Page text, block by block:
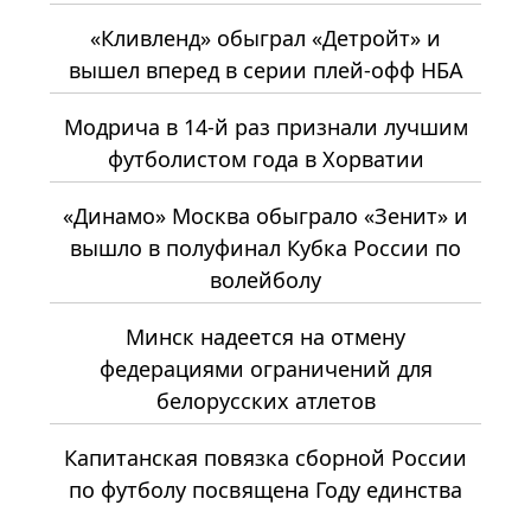
«Кливленд» обыграл «Детройт» и
вышел вперед в серии плей-офф НБА
Модрича в 14-й раз признали лучшим
футболистом года в Хорватии
«Динамо» Москва обыграло «Зенит» и
вышло в полуфинал Кубка России по
волейболу
Минск надеется на отмену
федерациями ограничений для
белорусских атлетов
Капитанская повязка сборной России
по футболу посвящена Году единства